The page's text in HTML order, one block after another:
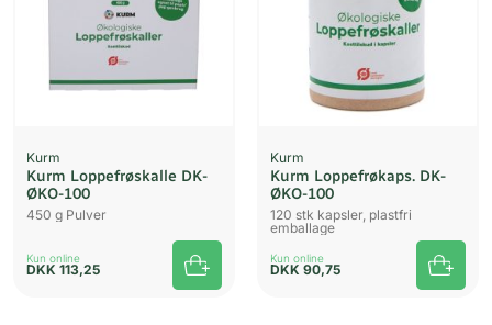
Kurm
Kurm Loppefrøskalle DK-
ØKO-100
450 g Pulver
Kun online
DKK 113,25
Kurm
Kurm Loppefrøkaps. DK-
ØKO-100
120 stk kapsler, plastfri
emballage
Kun online
DKK 90,75